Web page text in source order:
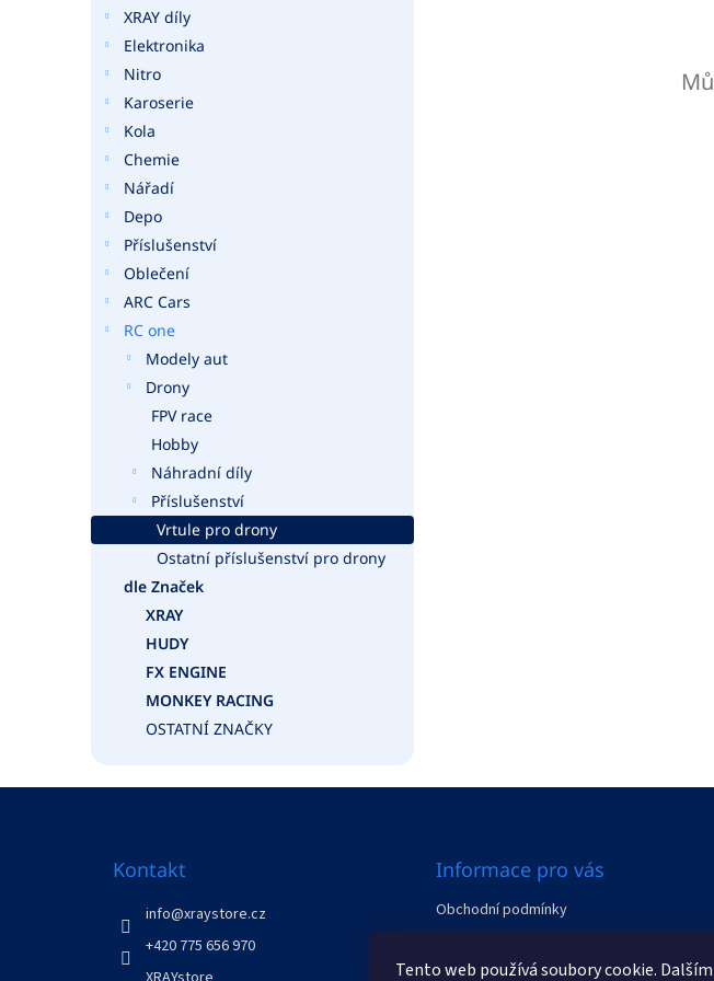
Tento web používá soubory cookie. Dalším
XRAY díly
Elektronika
Nitro
Karoserie
Kola
Chemie
Nářadí
Depo
Příslušenství
Oblečení
ARC Cars
RC one
Modely aut
Drony
FPV race
Hobby
Náhradní díly
Příslušenství
Vrtule pro drony
Ostatní příslušenství pro drony
dle Značek
FX ENGINE
HUDY
MONKEY RACING
XRAY
OSTATNÍ ZNAČKY
Kontakt
info@xraystore.cz
+420 775 656 970
Informace pro vás
Obchodní podmínky
Odstoupení od smlouvy